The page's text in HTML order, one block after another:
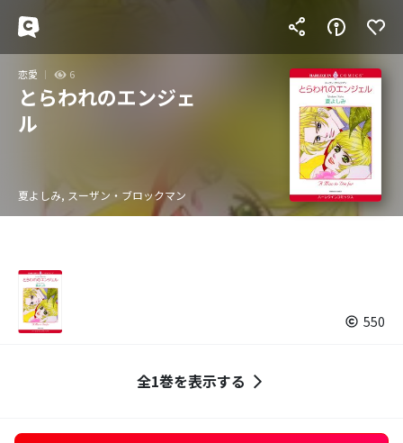
恋愛 6
とらわれのエンジェ
ル
夏よしみ, スーザン・ブロックマン
550
全1巻を表示する